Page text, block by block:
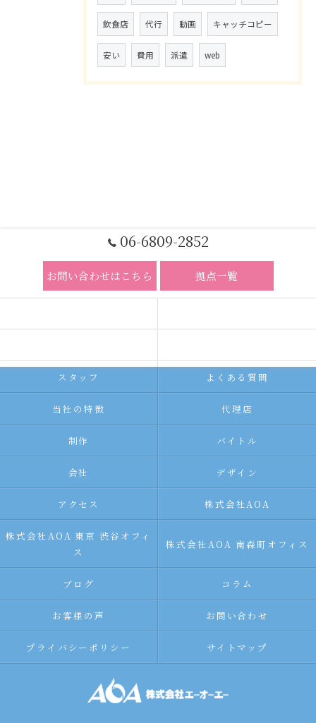
飲食店 代行 動画 キャッチコピー
安い 費用 派遣 web
06-6809-2852
お問い合わせはこちら 拠点一覧
スタッフ よくある質問
当社の特徴 代理店
制作 バイトル
会社 デザイン
アクセス 株式会社AOA
株式会社AOA 東京 渋谷オフィ
ス
株式会社AOA 南森町オフィス
ブログ コラム
お客様の声 お問い合わせ
プライバシーポリシー サイトマップ